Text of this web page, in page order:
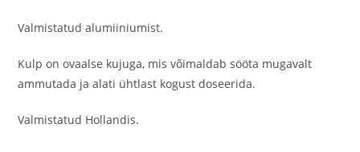
Valmistatud alumiiniumist.
Kulp on ovaalse kujuga, mis võimaldab sööta mugavalt
ammutada ja alati ühtlast kogust doseerida.
Valmistatud Hollandis.